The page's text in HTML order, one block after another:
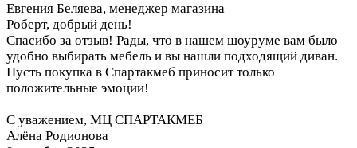
Евгения Беляева, менеджер магазина
Роберт, добрый день!
Спасибо за отзыв! Рады, что в нашем шоуруме вам было
удобно выбирать мебель и вы нашли подходящий диван.
Пусть покупка в Спартакмеб приносит только
положительные эмоции!
С уважением, МЦ СПАРТАКМЕБ
Алёна Родионова